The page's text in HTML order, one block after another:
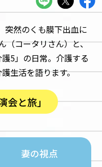
突然のくも膜下出血に
（コータリさん）と、
5」の日常。介護する
生活を語ります。
会と旅」
妻の視点